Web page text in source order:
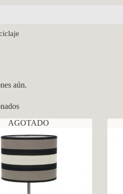
aún.
AGOTADO